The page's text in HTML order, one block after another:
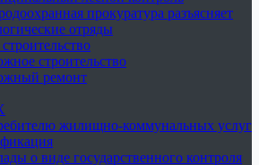
прокуратура разъясняет
отряды
строительство
ремонт
жилищно-коммунальных услуг
о виде государственного контроля